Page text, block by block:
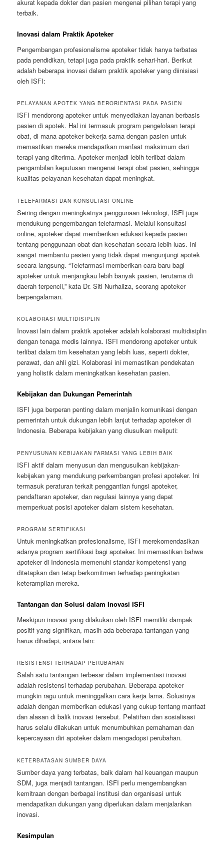
akurat kepada dokter dan pasien mengenai pilihan terapi yang
terbaik.
Inovasi dalam Praktik Apoteker
Pengembangan profesionalisme apoteker tidak hanya terbatas
pada pendidikan, tetapi juga pada praktik sehari-hari. Berikut
adalah beberapa inovasi dalam praktik apoteker yang diinisiasi
oleh ISFI:
PELAYANAN APOTEK YANG BERORIENTASI PADA PASIEN
ISFI mendorong apoteker untuk menyediakan layanan berbasis
pasien di apotek. Hal ini termasuk program pengelolaan terapi
obat, di mana apoteker bekerja sama dengan pasien untuk
memastikan mereka mendapatkan manfaat maksimum dari
terapi yang diterima. Apoteker menjadi lebih terlibat dalam
pengambilan keputusan mengenai terapi obat pasien, sehingga
kualitas pelayanan kesehatan dapat meningkat.
TELEFARMASI DAN KONSULTASI ONLINE
Seiring dengan meningkatnya penggunaan teknologi, ISFI juga
mendukung pengembangan telefarmasi. Melalui konsultasi
online, apoteker dapat memberikan edukasi kepada pasien
tentang penggunaan obat dan kesehatan secara lebih luas. Ini
sangat membantu pasien yang tidak dapat mengunjungi apotek
secara langsung. “Telefarmasi memberikan cara baru bagi
apoteker untuk menjangkau lebih banyak pasien, terutama di
daerah terpencil,” kata Dr. Siti Nurhaliza, seorang apoteker
berpengalaman.
KOLABORASI MULTIDISIPLIN
Inovasi lain dalam praktik apoteker adalah kolaborasi multidisiplin
dengan tenaga medis lainnya. ISFI mendorong apoteker untuk
terlibat dalam tim kesehatan yang lebih luas, seperti dokter,
perawat, dan ahli gizi. Kolaborasi ini memastikan pendekatan
yang holistik dalam meningkatkan kesehatan pasien.
Kebijakan dan Dukungan Pemerintah
ISFI juga berperan penting dalam menjalin komunikasi dengan
pemerintah untuk dukungan lebih lanjut terhadap apoteker di
Indonesia. Beberapa kebijakan yang diusulkan meliputi:
PENYUSUNAN KEBIJAKAN FARMASI YANG LEBIH BAIK
ISFI aktif dalam menyusun dan mengusulkan kebijakan-
kebijakan yang mendukung perkembangan profesi apoteker. Ini
termasuk peraturan terkait penggantian fungsi apoteker,
pendaftaran apoteker, dan regulasi lainnya yang dapat
memperkuat posisi apoteker dalam sistem kesehatan.
PROGRAM SERTIFIKASI
Untuk meningkatkan profesionalisme, ISFI merekomendasikan
adanya program sertifikasi bagi apoteker. Ini memastikan bahwa
apoteker di Indonesia memenuhi standar kompetensi yang
ditetapkan dan tetap berkomitmen terhadap peningkatan
keterampilan mereka.
Tantangan dan Solusi dalam Inovasi ISFI
Meskipun inovasi yang dilakukan oleh ISFI memiliki dampak
positif yang signifikan, masih ada beberapa tantangan yang
harus dihadapi, antara lain:
RESISTENSI TERHADAP PERUBAHAN
Salah satu tantangan terbesar dalam implementasi inovasi
adalah resistensi terhadap perubahan. Beberapa apoteker
mungkin ragu untuk meninggalkan cara kerja lama. Solusinya
adalah dengan memberikan edukasi yang cukup tentang manfaat
dan alasan di balik inovasi tersebut. Pelatihan dan sosialisasi
harus selalu dilakukan untuk menumbuhkan pemahaman dan
kepercayaan diri apoteker dalam mengadopsi perubahan.
KETERBATASAN SUMBER DAYA
Sumber daya yang terbatas, baik dalam hal keuangan maupun
SDM, juga menjadi tantangan. ISFI perlu mengembangkan
kemitraan dengan berbagai institusi dan organisasi untuk
mendapatkan dukungan yang diperlukan dalam menjalankan
inovasi.
Kesimpulan